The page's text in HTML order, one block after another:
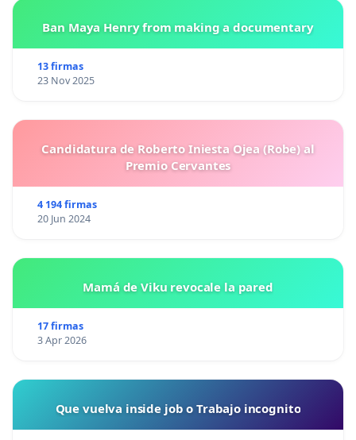
Ban Maya Henry from making a documentary
13 firmas
23 Nov 2025
Candidatura de Roberto Iniesta Ojea (Robe) al
Premio Cervantes
4 194 firmas
20 Jun 2024
Mamá de Viku revocale la pared
17 firmas
3 Apr 2026
Que vuelva inside job o Trabajo incognito